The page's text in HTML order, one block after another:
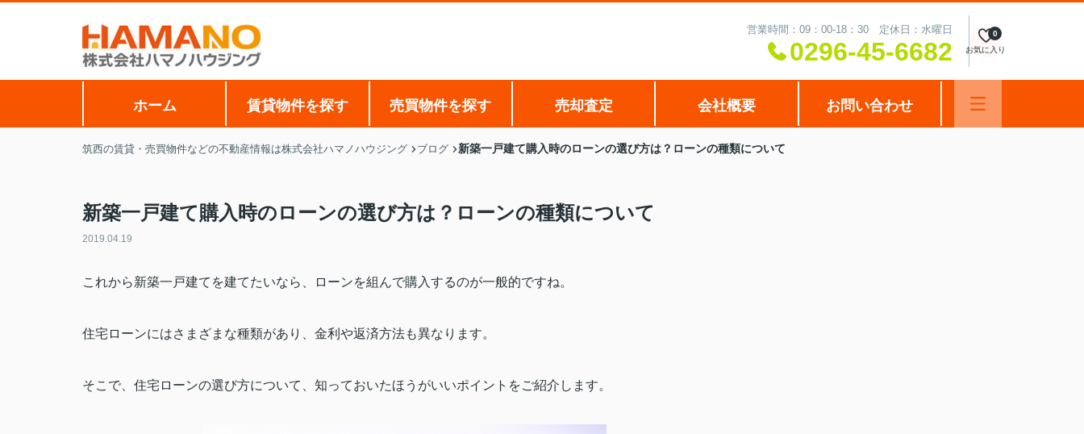
営業時間：09：00-18：30 定休日：水曜日
0296-45-6682 お気に入り
0
ホーム 賃貸物件を探す 売買物件を探す 売却査定 会社概要 お問い合わせ
筑西の賃貸・売買物件などの不動産情報は株式会社ハマノハウジング ブログ 新築一戸建て購入時のローンの選び方は？ローンの種類について
新築一戸建て購入時のローンの選び方は？ローンの種類について
2019.04.19
これから新築一戸建てを建てたいなら、ローンを組んで購入するのが一般的ですね。
住宅ローンにはさまざまな種類があり、金利や返済方法も異なります。
そこで、住宅ローンの選び方について、知っておいたほうがいいポイントをご紹介します。